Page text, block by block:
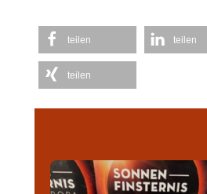
teilen teilen
teilen